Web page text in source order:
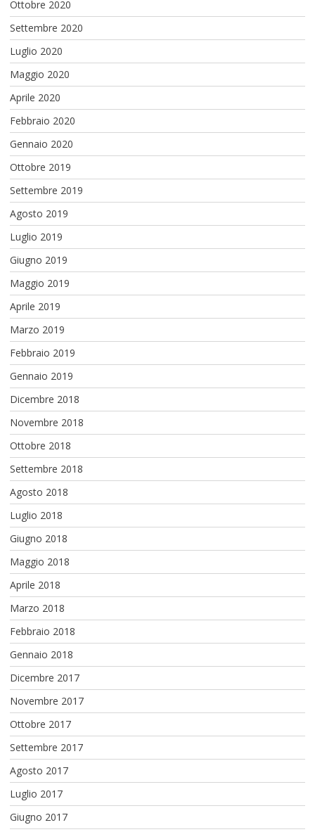
Ottobre 2020
Settembre 2020
Luglio 2020
Maggio 2020
Aprile 2020
Febbraio 2020
Gennaio 2020
Ottobre 2019
Settembre 2019
Agosto 2019
Luglio 2019
Giugno 2019
Maggio 2019
Aprile 2019
Marzo 2019
Febbraio 2019
Gennaio 2019
Dicembre 2018
Novembre 2018
Ottobre 2018
Settembre 2018
Agosto 2018
Luglio 2018
Giugno 2018
Maggio 2018
Aprile 2018
Marzo 2018
Febbraio 2018
Gennaio 2018
Dicembre 2017
Novembre 2017
Ottobre 2017
Settembre 2017
Agosto 2017
Luglio 2017
Giugno 2017